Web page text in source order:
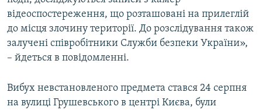
відеоспостереження, що розташовані на прилеглій
до місця злочину території. До розслідування також
залучені співробітники Служби безпеки України»,
– йдеться в повідомленні.
Вибух невстановленого предмета стався 24 серпня
на вулиці Грушевського в центрі Києва, були